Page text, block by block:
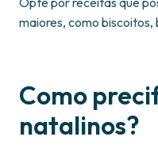
maiores, como biscoitos,
Como
natalinos?